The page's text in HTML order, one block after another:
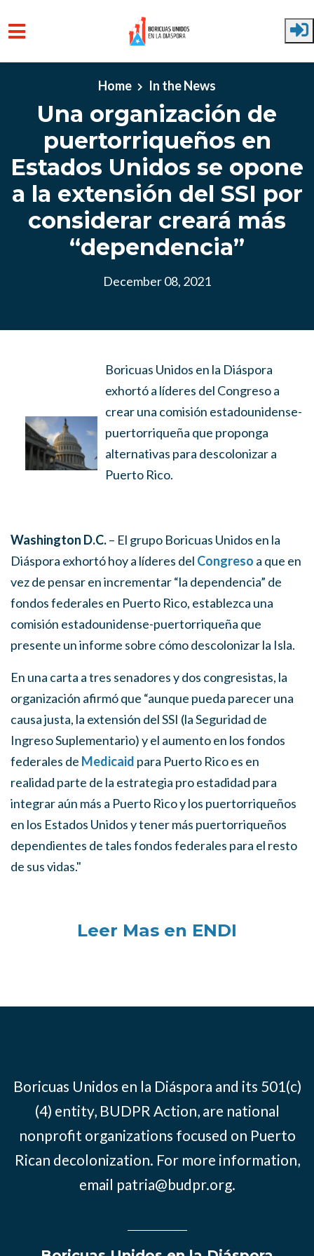
Home In the News
Una organización de
puertorriqueños en
Estados Unidos se opone
a la extensión del SSI por
considerar creará más
“dependencia”
December 08, 2021
Boricuas Unidos en la Diáspora
exhortó a líderes del Congreso a
crear una comisión estadounidense-
puertorriqueña que proponga
alternativas para descolonizar a
Puerto Rico.
Washington D.C.– El grupo Boricuas Unidos en la
Diáspora exhortó hoy a líderes del Congreso a que en
vez de pensar en incrementar “la dependencia” de
fondos federales en Puerto Rico, establezca una
comisión estadounidense-puertorriqueña que
presente un informe sobre cómo descolonizar la Isla.
En una carta a tres senadores y dos congresistas, la
organización afirmó que “aunque pueda parecer una
causa justa, la extensión del SSI (la Seguridad de
Ingreso Suplementario) y el aumento en los fondos
federales de Medicaid para Puerto Rico es en
realidad parte de la estrategia pro estadidad para
integrar aún más a Puerto Rico y los puertorriqueños
en los Estados Unidos y tener más puertorriqueños
dependientes de tales fondos federales para el resto
de sus vidas."
Leer Mas en ENDI
Boricuas Unidos en la Diáspora and its 501(c)
(4) entity, BUDPR Action, are national
nonprofit organizations focused on Puerto
Rican decolonization. For more information,
email patria@budpr.org.